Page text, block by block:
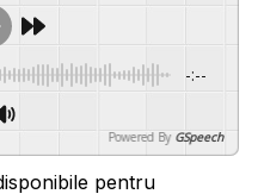
-:--
Powered By GSpeech
pentru